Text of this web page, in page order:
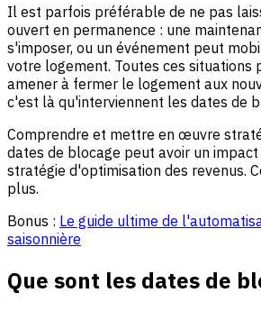
Il est parfois préférable de ne pas
ouvert en permanence : une
s'imposer, ou un événement peut
votre logement. Toutes ces situations
amener à fermer le logement aux
c'est là qu'interviennent les dates de
Comprendre et mettre en œuvre
dates de blocage peut avoir un
stratégie d'optimisation des revenus.
plus.
Bonus : Le guide ultime de
saisonnière
Que sont les dates de